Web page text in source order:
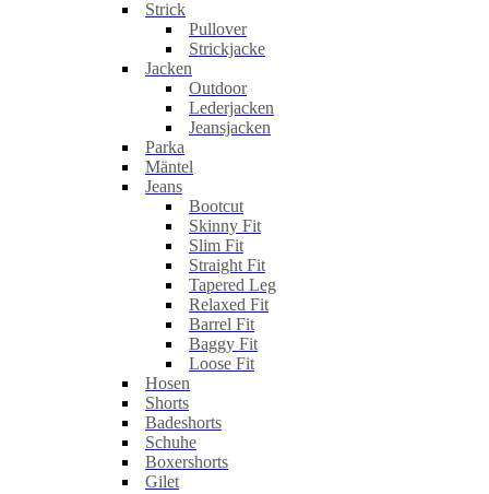
Strick
Pullover
Strickjacke
Jacken
Outdoor
Lederjacken
Jeansjacken
Parka
Mäntel
Jeans
Bootcut
Skinny Fit
Slim Fit
Straight Fit
Tapered Leg
Relaxed Fit
Barrel Fit
Baggy Fit
Loose Fit
Hosen
Shorts
Badeshorts
Schuhe
Boxershorts
Gilet